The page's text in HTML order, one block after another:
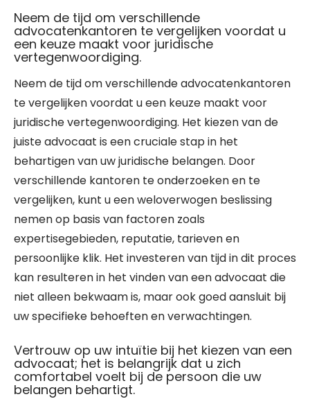
Neem de tijd om verschillende
advocatenkantoren te vergelijken voordat u
een keuze maakt voor juridische
vertegenwoordiging.
Neem de tijd om verschillende advocatenkantoren
te vergelijken voordat u een keuze maakt voor
juridische vertegenwoordiging. Het kiezen van de
juiste advocaat is een cruciale stap in het
behartigen van uw juridische belangen. Door
verschillende kantoren te onderzoeken en te
vergelijken, kunt u een weloverwogen beslissing
nemen op basis van factoren zoals
expertisegebieden, reputatie, tarieven en
persoonlijke klik. Het investeren van tijd in dit proces
kan resulteren in het vinden van een advocaat die
niet alleen bekwaam is, maar ook goed aansluit bij
uw specifieke behoeften en verwachtingen.
Vertrouw op uw intuïtie bij het kiezen van een
advocaat; het is belangrijk dat u zich
comfortabel voelt bij de persoon die uw
belangen behartigt.